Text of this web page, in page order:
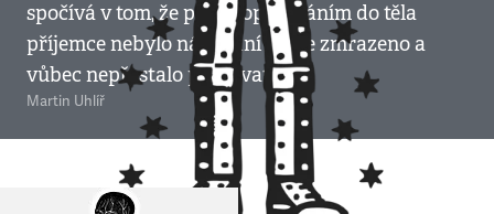
spočívá v tom, že před voperováním do těla
příjemce nebylo náhradní srdce zmrazeno a
vůbec nepřestalo pracovat.
Martin Uhlíř